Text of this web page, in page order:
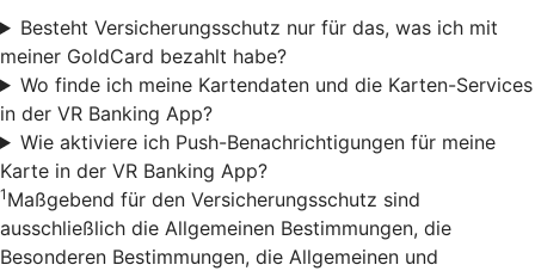
Besteht Versicherungsschutz nur für das, was ich mit
meiner GoldCard bezahlt habe?
Wo finde ich meine Kartendaten und die Karten-Services
in der VR Banking App?
Wie aktiviere ich Push-Benachrichtigungen für meine
Karte in der VR Banking App?
1 Maßgebend für den Versicherungsschutz sind
ausschließlich die Allgemeinen Bestimmungen, die
Besonderen Bestimmungen, die Allgemeinen und